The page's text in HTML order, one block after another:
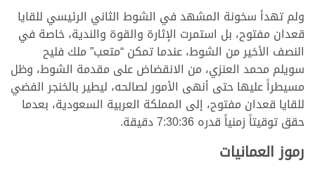
ولم تهدأ سخونة المشهد في الشوط الثاني الرئيسي للقايا
قعدان مفتوح، بل استمرت الإثارة والقوة والندية، خاصة في
النصف الأخير من الشوط، عندما تمكن “متعب” ملك فليح
سويلم محمد العنزي، من الانقضاض على مقدمة الشوط، وظل
مسيطراً عليها حتى أنهى الأمور لصالحه، ليطير بالخنجر الفضي
للقايا قعدان مفتوح، إلى المملكة العربية السعودية، بعدما
حقق توقيتاً زمنياً قدره 7:30:36 دقيقة.
رموز العمانيات